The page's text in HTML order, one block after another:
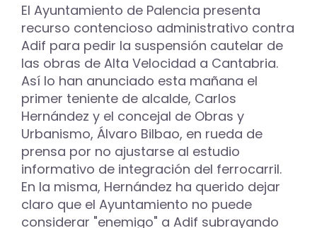
El Ayuntamiento de Palencia presenta
recurso contencioso administrativo contra
Adif para pedir la suspensión cautelar de
las obras de Alta Velocidad a Cantabria.
Así lo han anunciado esta mañana el
primer teniente de alcalde, Carlos
Hernández y el concejal de Obras y
Urbanismo, Álvaro Bilbao, en rueda de
prensa por no ajustarse al estudio
informativo de integración del ferrocarril.
En la misma, Hernández ha querido dejar
claro que el Ayuntamiento no puede
considerar "enemigo" a Adif subrayando